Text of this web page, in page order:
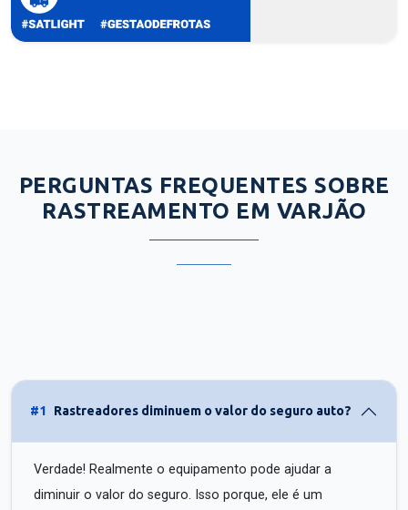
PERGUNTAS FREQUENTES SOBRE
RASTREAMENTO EM VARJÃO
#1 Rastreadores diminuem o valor do seguro auto?
Verdade! Realmente o equipamento pode ajudar a
diminuir o valor do seguro. Isso porque, ele é um